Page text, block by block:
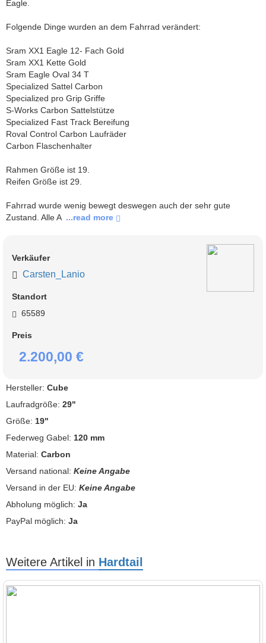
Eagle.
Folgende Dinge wurden an dem Fahrrad verändert:
Sram XX1 Eagle 12- Fach Gold
Sram XX1 Kette Gold
Sram Eagle Oval 34 T
Specialized Sattel Carbon
Specialized pro Grip Griffe
S-Works Carbon Sattelstütze
Specialized Fast Track Bereifung
Roval Control Carbon Laufräder
Carbon Flaschenhalter
Rahmen Größe ist 19.
Reifen Größe ist 29.
Fahrrad wurde wenig bewegt deswegen auch der sehr gute
Zustand. Alle A ...read more
Verkäufer
Carsten_Lanio
Standort
65589
Preis
2.200,00 €
Hersteller: Cube
Laufradgröße: 29"
Größe: 19"
Federweg Gabel: 120 mm
Material: Carbon
Versand national: Keine Angabe
Versand in der EU: Keine Angabe
Abholung möglich: Ja
PayPal möglich: Ja
Weitere Artikel in Hardtail